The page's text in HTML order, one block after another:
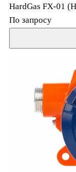
HardGas FX-01
По запросу